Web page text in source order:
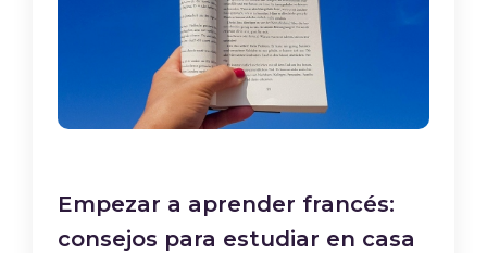
Empezar a aprender francés:
consejos para estudiar en casa